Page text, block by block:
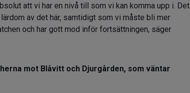
att vi har en nivå till som vi kan komma upp i. Det
av det här, samtidigt som vi måste bli mer
och har gott mod inför fortsättningen, säger
mot Blåvitt och Djurgården, som väntar